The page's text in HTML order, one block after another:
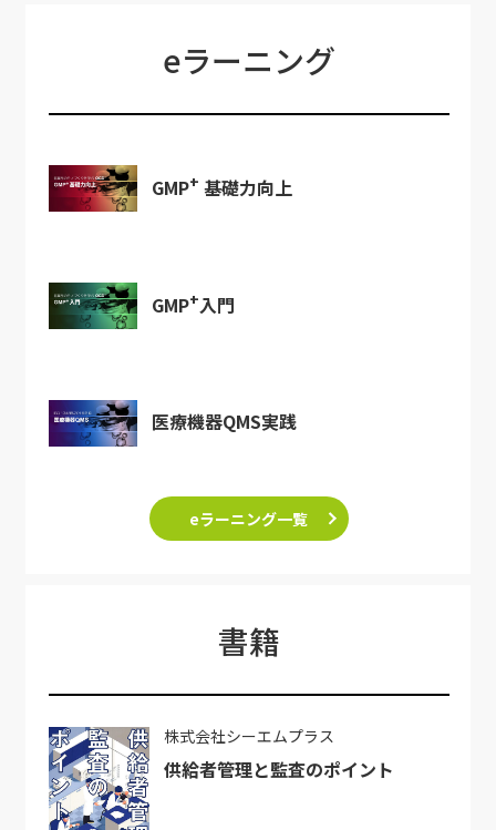
eラーニング
GMP+ 基礎力向上
GMP+入門
医療機器QMS実践
eラーニング一覧
書籍
株式会社シーエムプラス
供給者管理と監査のポイント